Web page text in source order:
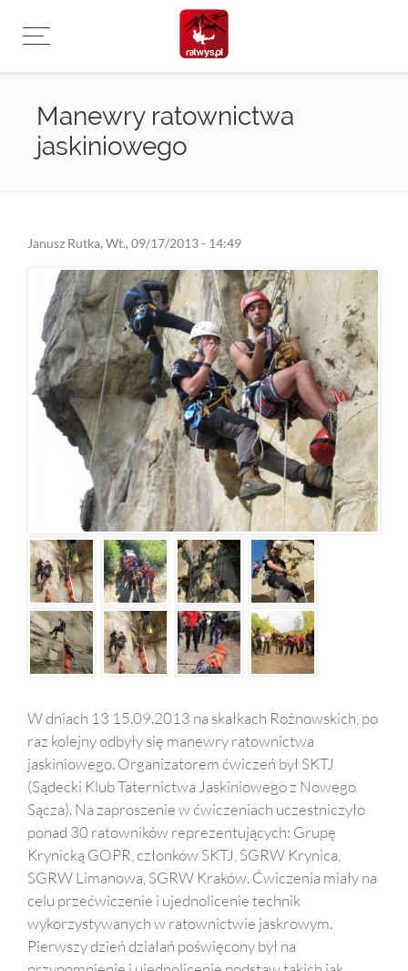
Manewry ratownictwa
jaskiniowego
Janusz Rutka, Wt., 09/17/2013 - 14:49
W dniach 13 15.09.2013 na skałkach Rożnowskich, po
raz kolejny odbyły się manewry ratownictwa
jaskiniowego. Organizatorem ćwiczeń był SKTJ
(Sądecki Klub Taternictwa Jaskiniowego z Nowego
Sącza). Na zaproszenie w ćwiczeniach uczestniczyło
ponad 30 ratowników reprezentujących: Grupę
Krynicką GOPR, członków SKTJ, SGRW Krynica,
SGRW Limanowa, SGRW Kraków. Ćwiczenia miały na
celu przećwiczenie i ujednolicenie technik
wykorzystywanych w ratownictwie jaskrowym.
Pierwszy dzień działań poświęcony był na